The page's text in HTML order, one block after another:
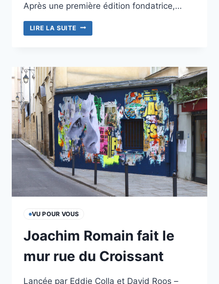
Après une première édition fondatrice,…
LIRE LA SUITE POLART
2 :
PLUS
LOIN
VU POUR VOUS
Joachim Romain fait le
mur rue du Croissant
Lancée par Eddie Colla et David Roos –